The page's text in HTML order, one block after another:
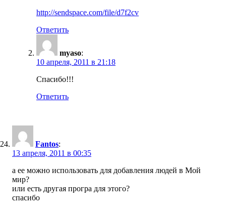
http://sendspace.com/file/d7f2cv
Ответить
myaso:
10 апреля, 2011 в 21:18
Спасибо!!!
Ответить
Fantos:
13 апреля, 2011 в 00:35
а ее можно использовать для добавления людей в Мой
мир?
или есть другая програ для этого?
спасибо